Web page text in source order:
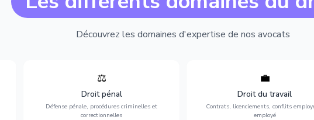
Découvrez les domaines d'expertise de nos avocats
⚖️
Droit pénal
Défense pénale, procédures criminelles et
correctionnelles
Expertise en matière pénale, de
l'assistance en garde à vue jusqu'au
procès, pour toute affaire correctionnelle
ou criminelle.
💼
Droit du travail
Contrats, licenciements, conflits
employé
Protection de vos droits au
contrats, licenciements,
discrimination et conflits avec
l'employeur.